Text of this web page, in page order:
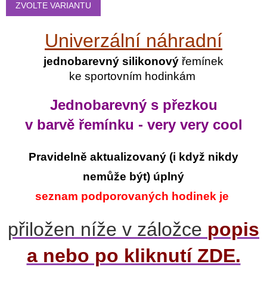
cena:
ZVOLTE VARIANTU
Univerzální náhradní
jednobarevný silikonový řemínek
ke sportovním hodinkám
Jednobarevný s přezkou
v barvě řemínku - very very cool
Pravidelně aktualizovaný (i když nikdy
nemůže být) úplný
seznam podporovaných hodinek je
přiložen níže v záložce popis
a nebo po kliknutí ZDE.